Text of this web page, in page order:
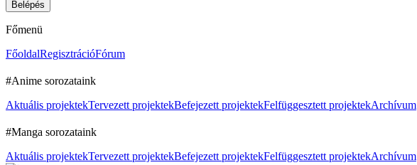
Főmenü
FőoldalRegisztrációFórum
#Anime sorozataink
Aktuális projektekTervezett projektekBefejezett projektekFelfüggesztett projektekArchívum
#Manga sorozataink
Aktuális projektekTervezett projektekBefejezett projektekFelfüggesztett projektekArchívum